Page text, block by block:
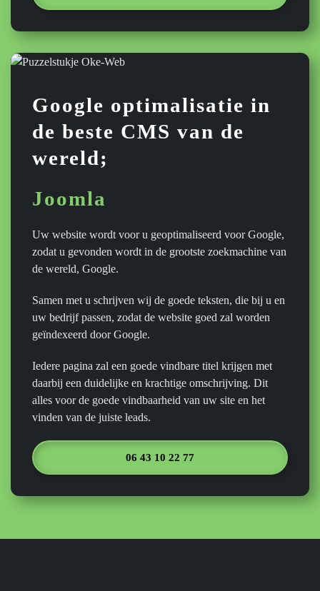
Google optimalisatie in
de beste CMS van de
wereld;
Joomla
Uw website wordt voor u geoptimaliseerd voor Google,
zodat u gevonden wordt in de grootste zoekmachine van
de wereld, Google.
Samen met u schrijven wij de goede teksten, die bij u en
uw bedrijf passen, zodat de website goed zal worden
geïndexeerd door Google.
Iedere pagina zal een goede vindbare titel krijgen met
daarbij een duidelijke en krachtige omschrijving. Dit
alles voor de goede vindbaarheid van uw site en het
vinden van de juiste leads.
06 43 10 22 77